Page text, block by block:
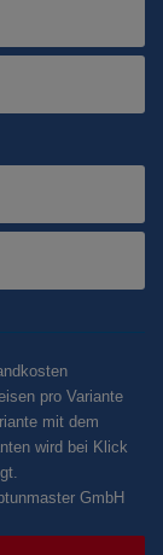
pro Variante
mit dem
wird bei Klick
GmbH